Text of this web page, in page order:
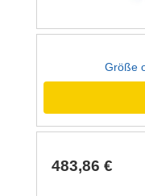
Größe
483,86 €